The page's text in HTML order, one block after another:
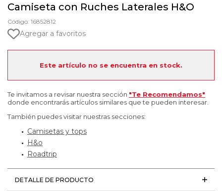
Camiseta con Ruches Laterales H&O
Código: 16852812
Agregar a favoritos
Este artículo no se encuentra en stock.
Te invitamos a revisar nuestra sección "Te Recomendamos"
donde encontrarás artículos similares que te pueden interesar.
También puedes visitar nuestras secciones:
Camisetas y tops
H&o
Roadtrip
DETALLE DE PRODUCTO